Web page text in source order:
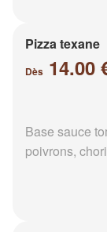
Pizza texane
Dès 14.00
Base sauce
poivrons,